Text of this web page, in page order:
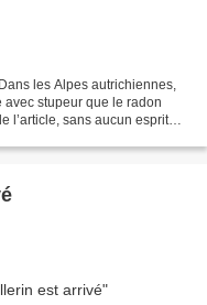
les Alpes autrichiennes,
stupeur que le radon
l’article, sans aucun esprit